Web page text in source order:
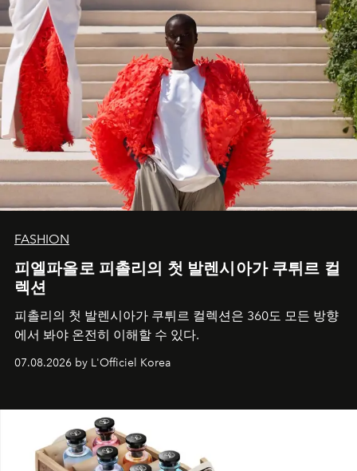
FASHION
피엘파올로 피촐리의 첫 발렌시아가 쿠튀르 컬
렉션
피촐리의 첫 발렌시아가 쿠튀르 컬렉션은 360도 모든 방향
에서 봐야 온전히 이해할 수 있다.
07.08.2026 by L'Officiel Korea